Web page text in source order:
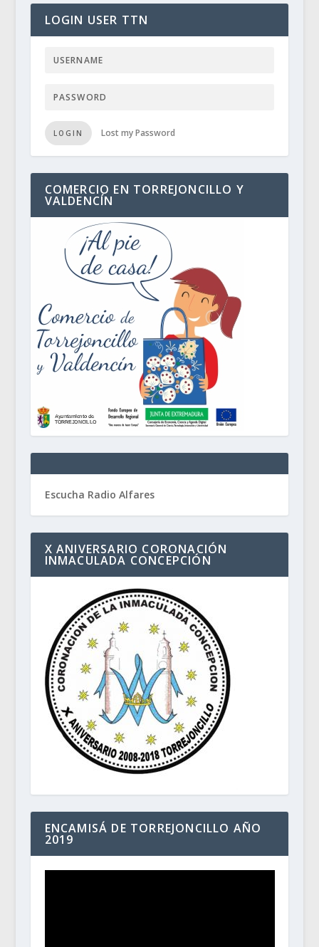
LOGIN USER TTN
LOGIN Lost my Password
COMERCIO EN TORREJONCILLO Y
VALDENCÍN
Escucha Radio Alfares
X ANIVERSARIO CORONACIÓN
INMACULADA CONCEPCIÓN
ENCAMISÁ DE TORREJONCILLO AÑO
2019